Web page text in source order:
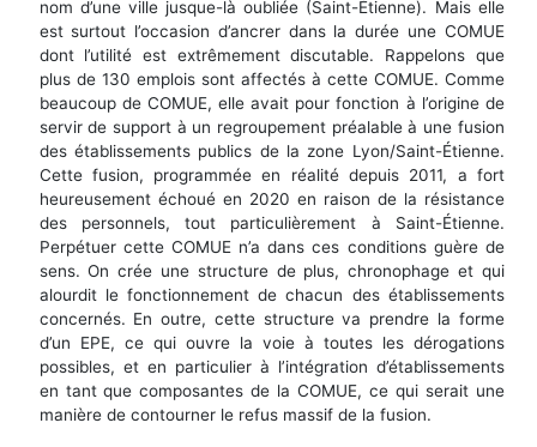
nom d’une ville jusque-là oubliée (Saint-Étienne). Mais elle
est surtout l’occasion d’ancrer dans la durée une COMUE
dont l’utilité est extrêmement discutable. Rappelons que
plus de 130 emplois sont affectés à cette COMUE. Comme
beaucoup de COMUE, elle avait pour fonction à l’origine de
servir de support à un regroupement préalable à une fusion
des établissements publics de la zone Lyon/Saint-Étienne.
Cette fusion, programmée en réalité depuis 2011, a fort
heureusement échoué en 2020 en raison de la résistance
des personnels, tout particulièrement à Saint-Étienne.
Perpétuer cette COMUE n’a dans ces conditions guère de
sens. On crée une structure de plus, chronophage et qui
alourdit le fonctionnement de chacun des établissements
concernés. En outre, cette structure va prendre la forme
d’un EPE, ce qui ouvre la voie à toutes les dérogations
possibles, et en particulier à l’intégration d’établissements
en tant que composantes de la COMUE, ce qui serait une
manière de contourner le refus massif de la fusion.